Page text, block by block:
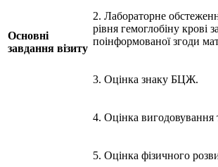
Основні
завдання візиту
2. Лабораторне
рівня гемоглобіну крові
поінформованої згоди
3. Оцінка знаку БЦЖ.
4. Оцінка вигодовування
5. Оцінка фізичного